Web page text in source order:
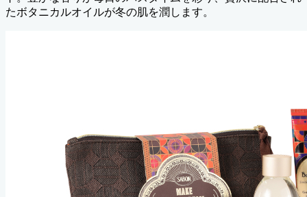
たボタニカルオイルが冬の肌を潤します。